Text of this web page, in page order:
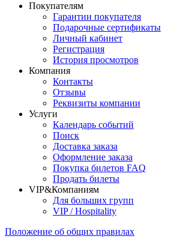
Покупателям
Гарантии покупателя
Подарочные сертификаты
Личный кабинет
Регистрация
История просмотров
Компания
Контакты
Отзывы
Реквизиты компании
Услуги
Календарь событий
Поиск
Доставка заказа
Оформление заказа
Покупка билетов FAQ
Продать билеты
VIP&Компаниям
Для больших групп
VIP / Hospitality
Положение об общих правилах